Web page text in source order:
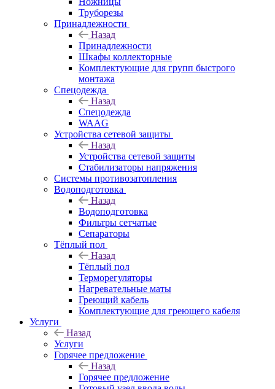
Труборезы
Принадлежности
Назад
Принадлежности
Шкафы коллекторные
Комплектующие для групп быстрого
монтажа
Спецодежда
Назад
Спецодежда
WAAG
Устройства сетевой защиты
Назад
Устройства сетевой защиты
Стабилизаторы напряжения
Системы противозатопления
Водоподготовка
Назад
Водоподготовка
Фильтры сетчатые
Сепараторы
Тёплый пол
Назад
Тёплый пол
Терморегуляторы
Нагревательные маты
Греющий кабель
Комплектующие для греющего кабеля
Услуги
Назад
Услуги
Горячее предложение
Назад
Горячее предложение